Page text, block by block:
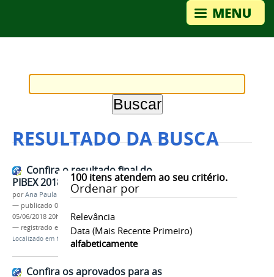
RESULTADO DA BUSCA
100itens atendem ao seu critério.
Ordenar por
Relevância
Data (mais Recente Primeiro)
alfabeticamente
Confira o resultado final do
PIBEX 2018
porAna Paula Batista
— publicado 05/06/2018
05/06/2018 20h55
— registrado em:
pibex PROEX resultado final
Localizado em Notícias
Confira os aprovados para as